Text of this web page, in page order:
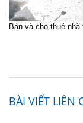
Bán và cho thuê
BÀI VIẾT LIÊN